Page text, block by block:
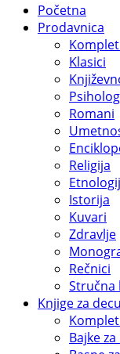
Početna
Prodavnica
Klasici
Romani
Religija
Istorija
Kuvari
Zdravlje
Rečnici
Knjige za decu
Bajke